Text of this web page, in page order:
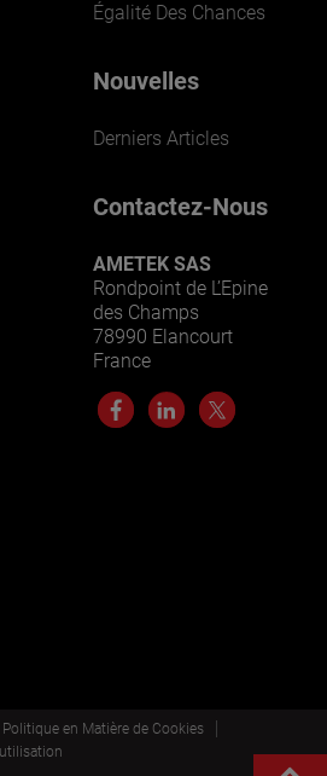
Égalité Des Chances
Nouvelles
Derniers Articles
Contactez-Nous
AMETEK SAS
Rondpoint de L’Epine
des Champs
78990 Elancourt
France
Politique en Matière de Cookies